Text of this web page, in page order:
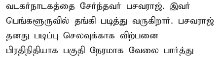
வடகர்நாடகத்தை சேர்ந்தவர் பசவராஜ். இவர்
பெங்களூருவில் தங்கி படித்து வருகிறார். பசவராஜ்
தனது படிப்பு செலவுக்காக விற்பனை
பிரதிநிதியாக பகுதி நேரமாக வேலை பார்த்து